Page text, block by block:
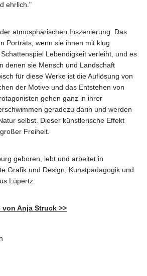
ehrlich."
atmosphärischen Inszenierung. Das
Porträts, wenn sie ihnen mit klug
Lebendigkeit verleiht, und es
denen sie Mensch und Landschaft
für diese Werke ist die Auflösung von
der Motive und das Entstehen von
gehen ganz in ihrer
geradezu darin und werden
selbst. Dieser künstlerische Effekt
Freiheit.
geboren, lebt und arbeitet in
Grafik und Design, Kunstpädagogik und
Lüpertz.
Anja Struck >>